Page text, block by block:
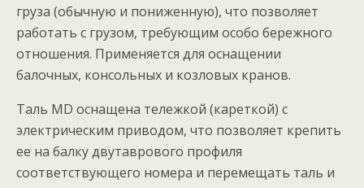
груза (обычную и пониженную), что позволяет
работать с грузом, требующим особо бережного
отношения. Применяется для оснащении
балочных, консольных и козловых кранов.
Таль МD оснащена тележкой (кареткой) с
электрическим приводом, что позволяет крепить
ее на балку двутаврового профиля
соответствующего номера и перемещать таль и